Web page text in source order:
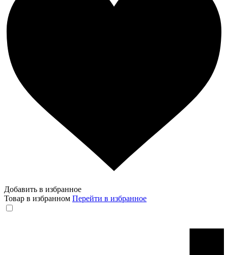
Добавить в избранное
Товар в избранном Перейти в избранное